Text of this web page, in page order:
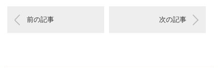
前の記事 次の記事